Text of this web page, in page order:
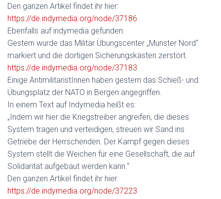
Den ganzen Artikel findet ihr hier:
https://de.indymedia.org/node/37186
Ebenfalls auf indymedia gefunden:
Gestern wurde das Militär Übungscenter „Munster Nord“
markiert und die dortigen Sicherungskästen zerstört.
https://de.indymedia.org/node/37183
Einige AntimilitaristInnen haben gestern das Schieß- und
Übungsplatz der NATO in Bergen angegriffen.
In einem Text auf Indymedia heißt es:
„Indem wir hier die Kriegstreiber angreifen, die dieses
System tragen und verteidigen, streuen wir Sand ins
Getriebe der Herrschenden. Der Kampf gegen dieses
System stellt die Weichen für eine Gesellschaft, die auf
Solidarität aufgebaut werden kann.“
Den ganzen Artikel findet ihr hier:
https://de.indymedia.org/node/37223